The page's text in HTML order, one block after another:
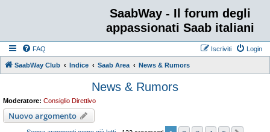
SaabWay - Il forum degli
appassionati Saab italiani
FAQ Login
Iscriviti
SaabWay Club Indice Saab Area News & Rumors
News & Rumors
Moderatore: Consiglio Direttivo
Nuovo argomento